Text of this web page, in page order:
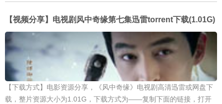
【视频分享】电视剧风中奇缘第七集迅雷torrent下载(1.01G)
【下载方式】电影资源分享，《风中奇缘》电视剧高清迅雷或网盘下
载，整片资源大小为1.01G，下载方式为——复制下面的链接，打开